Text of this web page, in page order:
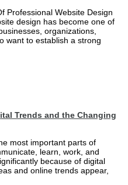
Professional Website Design
design has become one of
organizations,
want to establish a strong
Trends and the Changing
most important parts of
learn, work, and
because of digital
and online trends appear,